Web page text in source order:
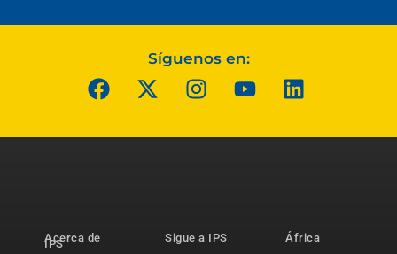
Síguenos en:
Acerca de
IPS
Sigue a IPS
África